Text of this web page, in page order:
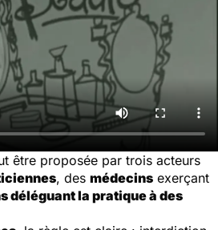
être proposée par trois acteurs
, des médecins exerçant
déléguant la pratique à des